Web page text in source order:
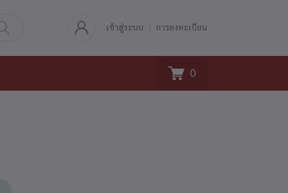
เข้าสู่ระบบ การลงทะเบียน
0